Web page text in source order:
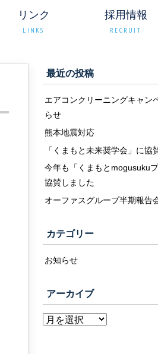
リンク
LINKS
採用情報
RECRUIT
最近の投稿
エアコンクリーニングキャン
らせ
熊本地震対応
「くまもと未来奨学会」に協
今年も「くまもとmogusuku
協賛しました
オーファスグループ半期報告
カテゴリー
お知らせ
アーカイブ